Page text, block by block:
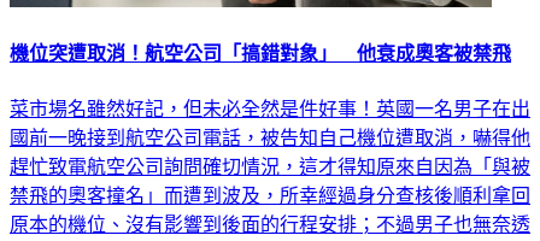
機位突遭取消！航空公司「搞錯對象」 他衰成奧客被禁飛
菜市場名雖然好記，但未必全然是件好事！英國一名男子在出
國前一晚接到航空公司電話，被告知自己機位遭取消，嚇得他
趕忙致電航空公司詢問確切情況，這才得知原來自因為「與被
禁飛的奧客撞名」而遭到波及，所幸經過身分查核後順利拿回
原本的機位、沒有影響到後面的行程安排；不過男子也無奈透